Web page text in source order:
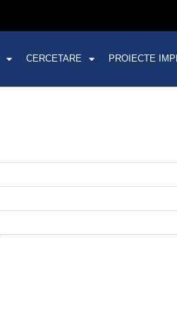
CERCETARE PROIECTE